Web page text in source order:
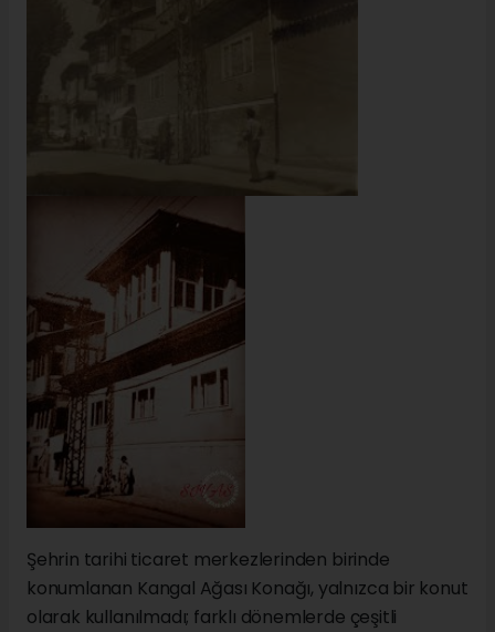
Şehrin tarihi ticaret merkezlerinden birinde
konumlanan Kangal Ağası Konağı, yalnızca bir konut
olarak kullanılmadı; farklı dönemlerde çeşitli